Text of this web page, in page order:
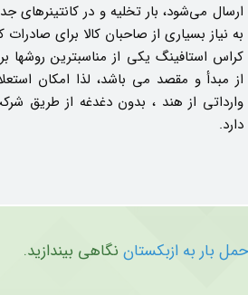
ارسال می‌شود، بار تخلیه و در کانتینرهای
به نیاز بسیاری از صاحبان کالا برای صادرات
کراس استافینگ یکی از مناسبترین روشها
از مبدأ و مقصد می باشد، لذا امکان
وارداتی از هند ، بدون دغدغه از طریق
دارد.
حمل بار به ازبکستاننگاهی بیندازید.